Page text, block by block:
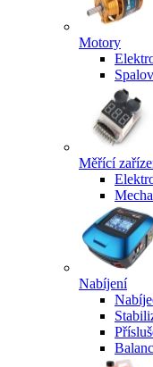
Motory
Měřící
Nabíjení